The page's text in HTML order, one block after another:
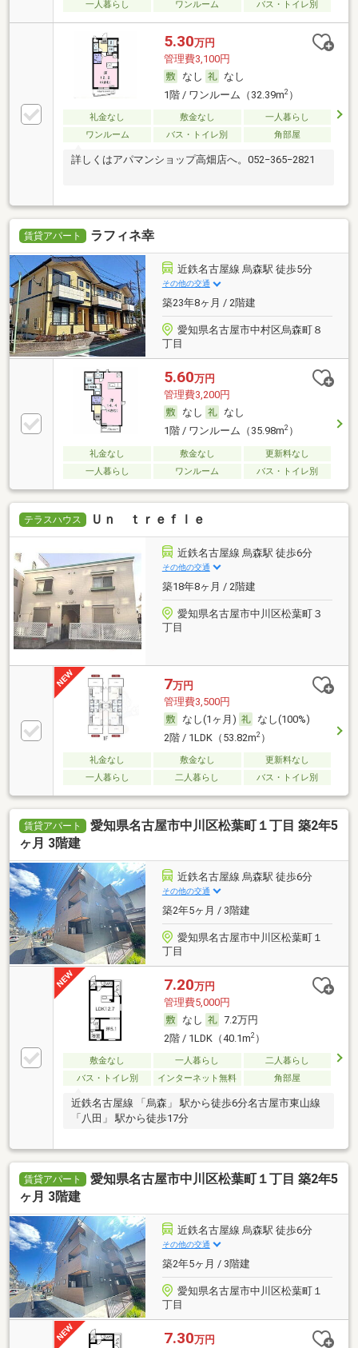
一人暮らし ワンルーム バス・トイレ別
5.30万円
管理費3,100円
なし
なし
1階 / ワンルーム（32.39m2）
礼金なし 敷金なし
一人暮らし
ワンルーム
バス・トイレ別 角部屋
詳しくはアパマンショップ高畑店へ。052−365−2821
賃貸アパート ラフィネ幸
近鉄名古屋線 烏森駅 徒歩5分
その他の交通
築23年8ヶ月 / 2階建
愛知県名古屋市中村区烏森町８
丁目
5.60万円
管理費3,200円
なし
なし
1階 / ワンルーム（35.98m2）
礼金なし 敷金なし
更新料なし
一人暮らし
ワンルーム バス・トイレ別
テラスハウス Ｕｎ ｔｒｅｆｌｅ
近鉄名古屋線 烏森駅 徒歩6分
その他の交通
築18年8ヶ月 / 2階建
愛知県名古屋市中川区松葉町３
丁目
7万円
管理費3,500円
なし(1ヶ月)
なし(100%)
2階 / 1LDK（53.82m2）
礼金なし 敷金なし
更新料なし
一人暮らし
二人暮らし バス・トイレ別
賃貸アパート
愛知県名古屋市中川区松葉町１丁目 築2年5
ヶ月 3階建
近鉄名古屋線 烏森駅 徒歩6分
その他の交通
築2年5ヶ月 / 3階建
愛知県名古屋市中川区松葉町１
丁目
7.20万円
管理費5,000円
なし
7.2万円
2階 / 1LDK（40.1m2）
敷金なし 一人暮らし
二人暮らし
バス・トイレ別
インターネット無料 角部屋
近鉄名古屋線 「烏森」 駅から徒歩6分名古屋市東山線
「八田」 駅から徒歩17分
賃貸アパート
愛知県名古屋市中川区松葉町１丁目 築2年5
ヶ月 3階建
近鉄名古屋線 烏森駅 徒歩6分
その他の交通
築2年5ヶ月 / 3階建
愛知県名古屋市中川区松葉町１
丁目
7.30万円